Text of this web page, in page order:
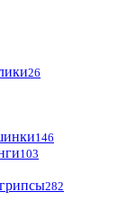
26
146
103
282